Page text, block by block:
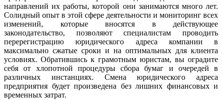
направлений их работы, которой они занимаются много лет.
Солидный опыт в этой сфере деятельности и мониторинг всех
изменений, которые вносятся в действующее
законодательство, позволяют специалистам проводить
перерегистрацию юридического адреса компании в
максимально сжатые сроки и на оптимальных для клиента
условиях. Обратившись к грамотным юристам, вы оградите
себя от хлопотной процедуры сбора бумаг и очередей в
различных инстанциях. Смена юридического адреса
предприятия будет произведена без лишних финансовых и
временных затрат.